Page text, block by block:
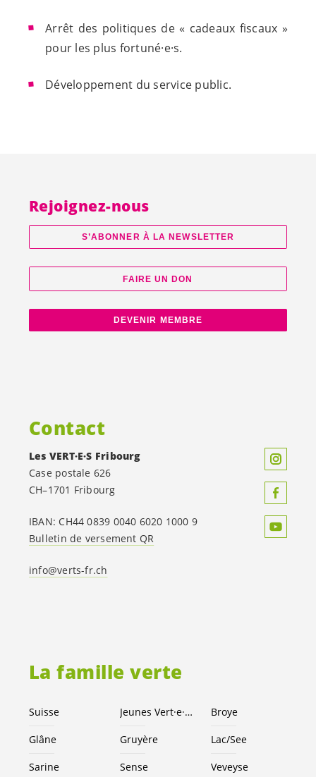
Arrêt des politiques de « cadeaux fiscaux »
pour les plus fortuné·e·s.
Développement du service public.
La famille verte
Suisse Jeunes Vert·e·x·s Broye
Glâne Gruyère Lac/See
Sarine Sense Veveyse
Rejoignez-nous
S’ABONNER À LA NEWSLETTER
FAIRE UN DON
DEVENIR MEMBRE
Contact
Les VERT·E·S Fribourg
Case postale 626
CH–1701 Fribourg
IBAN: CH44 0839 0040 6020 1000 9
Bulletin de versement QR
info@verts-fr.ch